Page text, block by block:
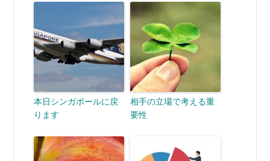
本日シンガポールに戻
ります
相手の立場で考える重
要性